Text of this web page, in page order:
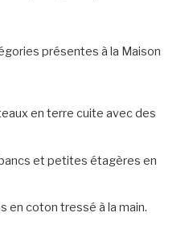
présentes à la Maison
en terre cuite avec des
et petites étagères en
en coton tressé à la main.